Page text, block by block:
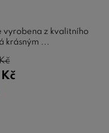
vyrobena z kvalitního
krásným ...
Kč